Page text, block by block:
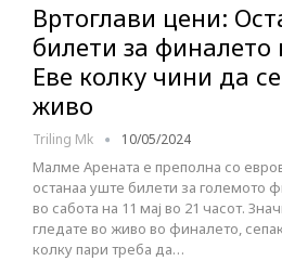
Вртоглави цени:
билети за финалето
Еве колку чини да
живо
Triling Mk 10/05/2024
Малме Арената е преполна со
останаа уште билети за големото
во сабота на 11 мај во 21 часот.
гледате во живо во финалето,
колку пари треба да…